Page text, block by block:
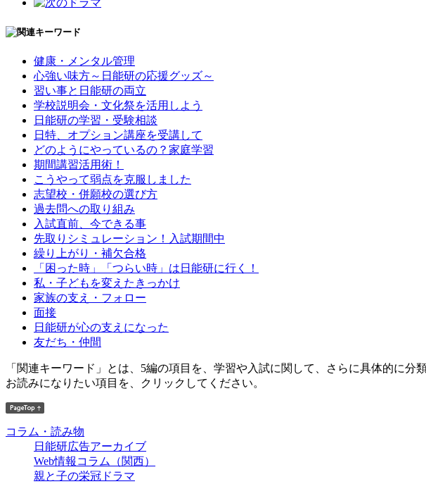
健康・メンタル管理
心強い味方～日能研の応援グッズ～
習い事と日能研の両立
学校説明会・文化祭を活用しよう
日能研の学習・受験相談
日特、オプション講座を受講して
どのようにやっているの？家庭学習
期間講習活用術！
こうやって弱点を克服しました
志望校・併願校の選び方
過去問への取り組み
入試直前、今できる事
先取りシミュレーション！入試期間中
繰り上がり・補欠合格
「困った時」「つらい時」は日能研に行く！
私・子どもを変えたきっかけ
家族の支え・フォロー
面接
日能研が心の支えになった
友だち・仲間
「関連キーワード」とは、5編の項目を、学習や入試に関して、さらに具体的に分
お読みになりたい項目を、クリックしてください。
コラム・読み物
日能研広告アーカイブ
Web情報コラム（関西）
親と子の栄冠ドラマ